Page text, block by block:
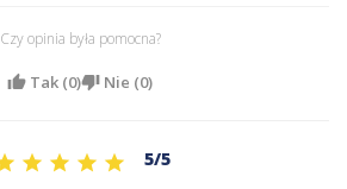
Czy opinia była pomocna?
Tak (0) Nie (0)
5/5